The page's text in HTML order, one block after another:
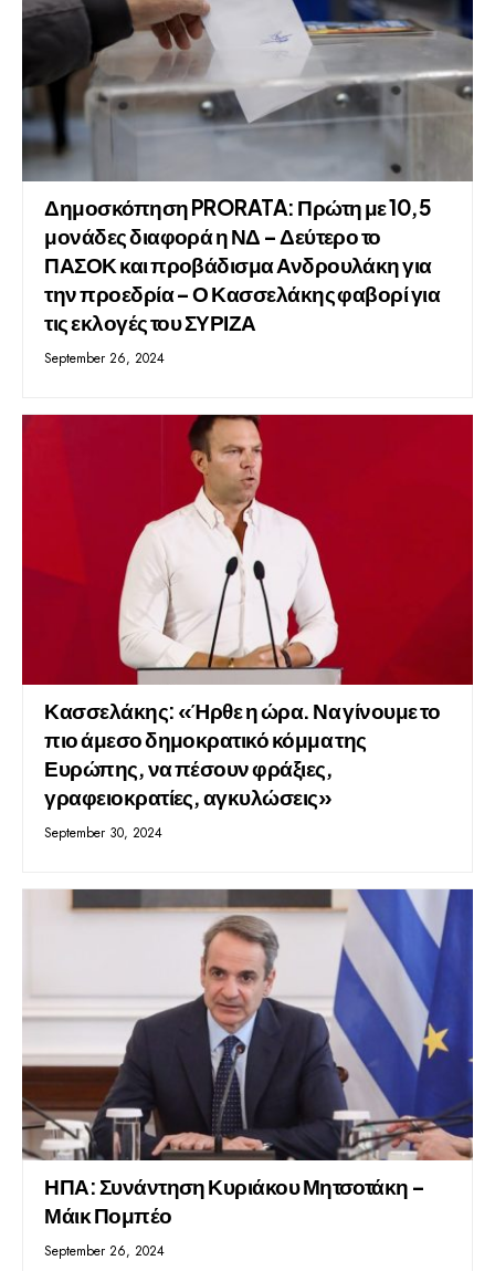
Δημοσκόπηση PRORATA: Πρώτη με 10,5
μονάδες διαφορά η ΝΔ – Δεύτερο το
ΠΑΣΟΚ και προβάδισμα Ανδρουλάκη για
την προεδρία – Ο Κασσελάκης φαβορί για
τις εκλογές του ΣΥΡΙΖΑ
September 26, 2024
Κασσελάκης: «Ήρθε η ώρα. Να γίνουμε το
πιο άμεσο δημοκρατικό κόμμα της
Ευρώπης, να πέσουν φράξιες,
γραφειοκρατίες, αγκυλώσεις»
September 30, 2024
ΗΠΑ: Συνάντηση Κυριάκου Μητσοτάκη –
Μάικ Πομπέο
September 26, 2024